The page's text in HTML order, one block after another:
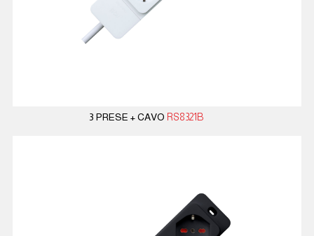
3 PRESE + CAVO RS8321B